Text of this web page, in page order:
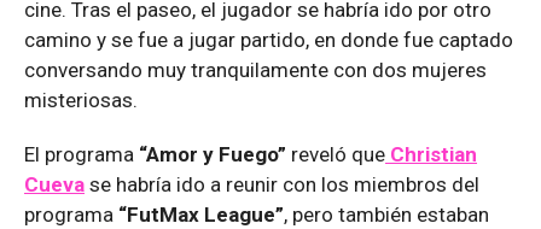
cine. Tras el paseo, el jugador se habría ido por otro
camino y se fue a jugar partido, en donde fue captado
conversando muy tranquilamente con dos mujeres
misteriosas.
El programa “Amor y Fuego” reveló que Christian
Cueva se habría ido a reunir con los miembros del
programa “FutMax League”, pero también estaban